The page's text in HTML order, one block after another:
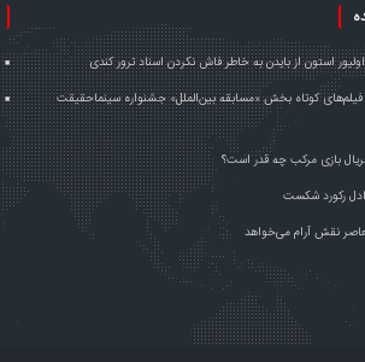
استون از بایدن به خاطر فاش نکردن اسناد ترور کندی
کوتاه بخش «مسابقه بین‌الملل» جشنواره سینماحقیقت
بازی مرکب چه قدر است؟
رکورد شکست
نقش آرام می‌خواهد